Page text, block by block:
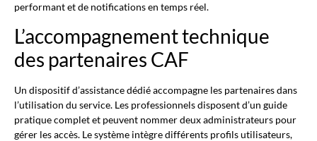
performant et de notifications en temps réel.
L’accompagnement technique
des partenaires CAF
Un dispositif d’assistance dédié accompagne les partenaires dans
l’utilisation du service. Les professionnels disposent d’un guide
pratique complet et peuvent nommer deux administrateurs pour
gérer les accès. Le système intègre différents profils utilisateurs,